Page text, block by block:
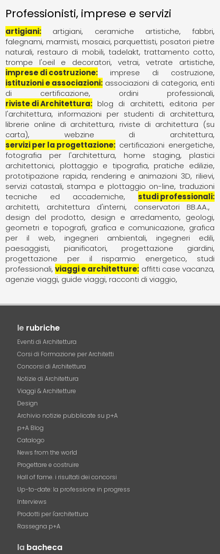
Professionisti, imprese e servizi
artigiani artigiani ceramiche artistiche
fabbri
falegnami marmisti mosaici parquettisti posatori pietre
naturali restauro di mobili tadelakt trattamento cotto
trompe l'oeil e decoratori
vetrai
vetrate artistiche
imprese di costruzione
imprese di costruzione
istituzioni e associazioni associazioni di categoria enti
di certificazione
ordini professionali
riviste di Architettura
blog di architetti
editoria per
l'architettura
informazioni per studenti di architettura
librerie online di architettura riviste di architettura (su
carta)
webzine di architettura
servizi per la progettazione
certificazioni energetiche
fotografia per l'architettura
home staging
plastici
architettonici
plottaggio e tipografia
pratiche edilizie
prototipazione rapida rendering e animazioni 3D rilievi
servizi catastali stampa e plottaggio on-line traduzioni
tecniche ed accademiche
studi professionali
architetti
architettura d'interni
conservatori BB.AA.
design del prodotto
design e arredamento
geologi
geometri e topografi grafica e comunicazione grafica
per il web
ingegneri ambientali
ingegneri edili
paesaggisti
pianificatori
progettazione giardini
progettazione per il risparmio energetico
studi
professionali viaggi e architetture affitti case vacanza
agenzie viaggi guide viaggi racconti di viaggio
le rubriche
Eventi di Architettura
Corsi di Formazione per Architetti
Concorsi di Architettura
Notizie di Architettura
Viaggi & Architetture
Design
Archivio notizie pubblicate su p+A
p+A Blog
Catalogo
News from the world
Progettare e costruire
Hall of fame. i risultati dei concorsi
Up-to-date: la professione in progress
Interviews
Prodotti per l'architettura
Rassegna p+A
la bacheca